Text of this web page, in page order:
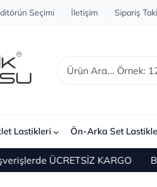
Seçimi İletişim Sipariş
Lastikleri Ön-Arka Set
ÜCRETSİZ KARGO Bize